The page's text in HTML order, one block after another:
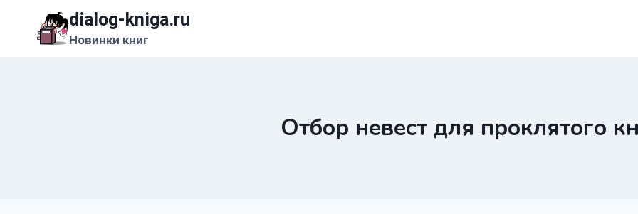
содержимому
dialog-kniga.ru
Новинки книг
Отбор невест для проклятого